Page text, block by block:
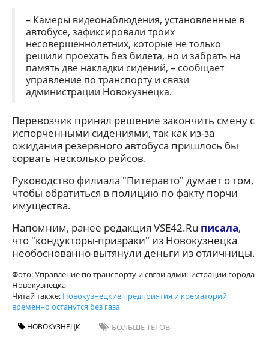
– Камеры видеонаблюдения, установленные в
автобусе, зафиксировали троих
несовершеннолетних, которые не только
решили проехать без билета, но и забрать на
память две накладки сидений, – сообщает
управление по транспорту и связи
администрации Новокузнецка.
Перевозчик принял решение закончить смену с
испорченными сидениями, так как из-за
ожидания резервного автобуса пришлось бы
сорвать несколько рейсов.
Руководство филиала "Питеравто" думает о том,
чтобы обратиться в полицию по факту порчи
имущества.
Напомним, ранее редакция VSE42.Ru писала,
что "кондукторы-призраки" из Новокузнецка
необоснованно вытянули деньги из отличницы.
Фото: Управление по транспорту и связи администрации города
Новокузнецка
Читай также: Новокузнецкие предприятия и крематорий
временно останутся без газа
НОВОКУЗНЕЦК БОЛЬШЕ ТЕГОВ